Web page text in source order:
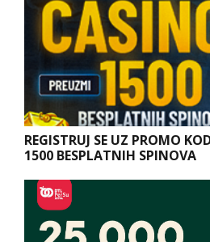
REGISTRUJ SE UZ PROMO
1500 BESPLATNIH SPINOVA